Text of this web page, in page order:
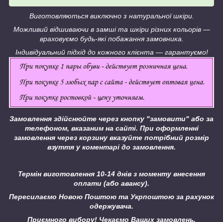
Виготовляються виключно з натуральної шкіри.
Можливий відшиваючи в замші та шкіри різних кольорів ―
враховуємо будь-які побажання замовника.
Індивідуальний підхід до кожного клієнта ― гарантуємо!
Замовлення здійснюйте через кнопку "замовити" або за
телефоном, вказаним на сайті. При оформленні
замовлення через корзину вказуйте потрібний розмір
взуття у коментарі до замовлення.
Термін виготовлення 10-14 днів з моменту внесення
оплати (або авансу).
Пересилаємо Новою Поштою та Укрпоштою за рахунок
одержувача.
Приємного вибору! Чекаємо Ваших замовлень.